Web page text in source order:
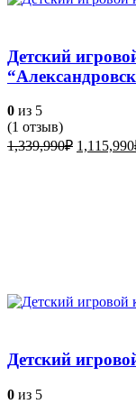
Детский
0 из 5
(1 отзыв)
1,339,990₽ 1,115,990
Детский
0 из 5